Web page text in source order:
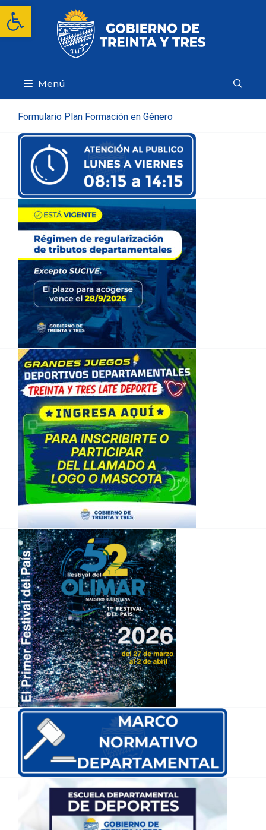
Abrir barra de herramientas
Saltar
contenido
Menú
Formulario Plan Formación en Género